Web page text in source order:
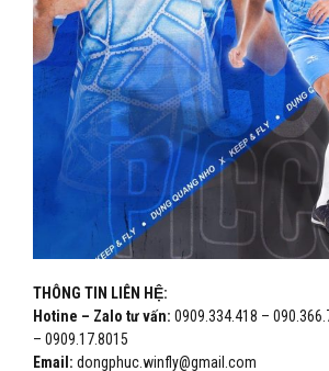
THÔNG TIN LIÊN HỆ:
Hotine – Zalo tư vấn: 0909.334.418 –
– 0909.17.8015
Email: dongphuc.winfly@gmail.com